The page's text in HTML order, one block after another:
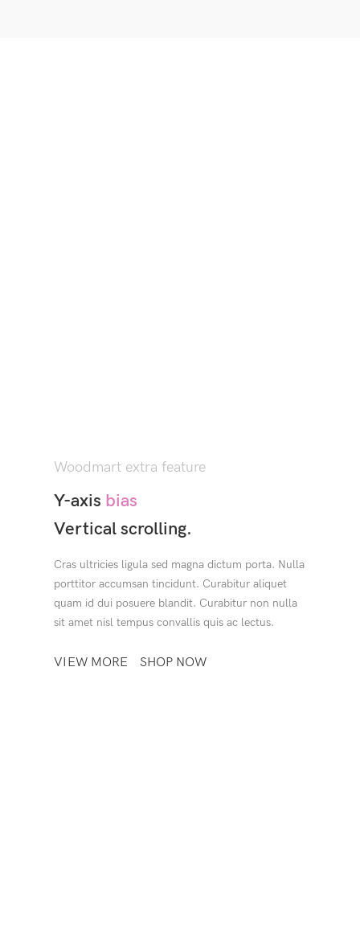
Woodmart extra feature
Y-axis bias
Vertical scrolling.
Cras ultricies ligula sed magna dictum porta. Nulla
porttitor accumsan tincidunt. Curabitur aliquet
quam id dui posuere blandit. Curabitur non nulla
sit amet nisl tempus convallis quis ac lectus.
VIEW MORE SHOP NOW